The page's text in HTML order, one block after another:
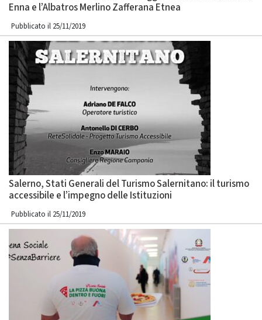
Enna e l’Albatros Merlino Zafferana Etnea
Pubblicato il 25/11/2019
Salerno, Stati Generali del Turismo Salernitano: il turismo
accessibile e l’impegno delle Istituzioni
Pubblicato il 25/11/2019